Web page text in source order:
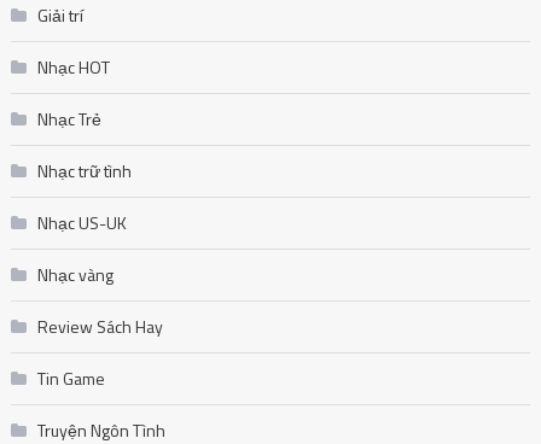
Giải trí
Nhạc HOT
Nhạc Trẻ
Nhạc trữ tình
Nhạc US-UK
Nhạc vàng
Review Sách Hay
Tin Game
Truyện Ngôn Tình